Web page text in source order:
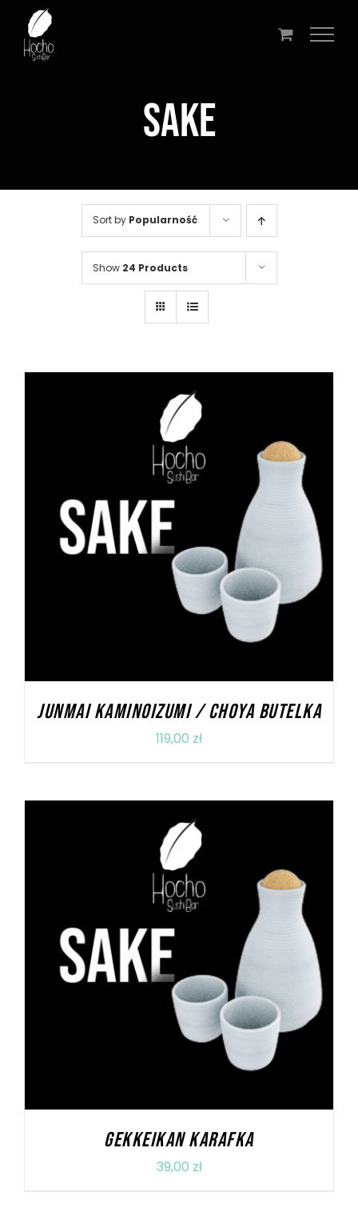
Przejdź
zawartości
SAKE
Sort by Popularność
Show 24 Products
DODAJ DO KOSZYKA SZCZEGÓŁY
JUNMAI KAMINOIZUMI / CHOYA BUTELKA
119,00 zł
DODAJ DO KOSZYKA SZCZEGÓŁY
GEKKEIKAN KARAFKA
39,00 zł